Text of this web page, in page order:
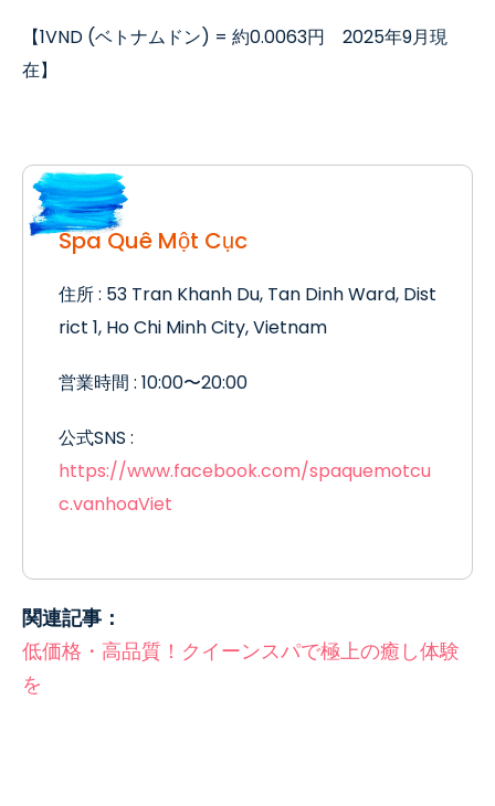
【1VND (ベトナムドン) = 約0.0063円 2025年9月現
在】
Spa Quê Một Cục
住所: 53 Tran Khanh Du, Tan Dinh Ward, Dist
rict 1, Ho Chi Minh City, Vietnam
営業時間 : 10:00〜20:00
公式SNS :
https://www.facebook.com/spaquemotcu
c.vanhoaViet
関連記事：
低価格・高品質！クイーンスパで極上の癒し体験
を